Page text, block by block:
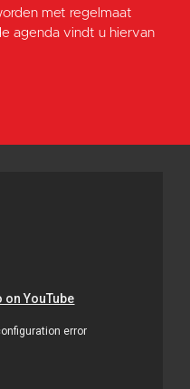
met regelmaat
agenda vindt u hiervan